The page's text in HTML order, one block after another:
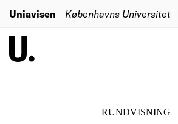
Uniavisen Københavns Universitet
RUNDVISNING